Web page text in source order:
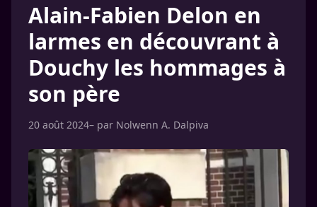
Alain-Fabien Delon en
larmes en découvrant à
Douchy les hommages à
son père
20 août 2024– par Nolwenn A. Dalpiva